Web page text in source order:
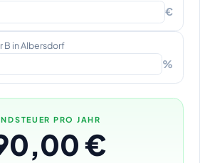
€
B in Albersdorf
%
PRO JAHR
€